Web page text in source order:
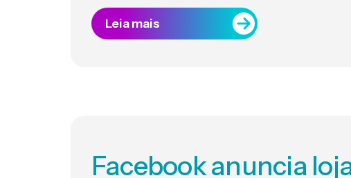
Leia mais
Facebook anuncia